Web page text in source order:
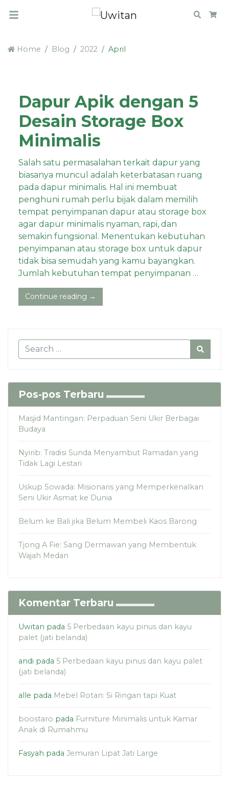
Search
Home Blog 2022 April
Dapur Apik dengan 5
Desain Storage Box
Minimalis
Salah satu permasalahan terkait dapur yang
biasanya muncul adalah keterbatasan ruang
pada dapur minimalis. Hal ini membuat
penghuni rumah perlu bijak dalam memilih
tempat penyimpanan dapur atau storage box
agar dapur minimalis nyaman, rapi, dan
semakin fungsional. Menentukan kebutuhan
penyimpanan atau storage box untuk dapur
tidak bisa semudah yang kamu bayangkan.
Jumlah kebutuhan tempat penyimpanan …
Continue reading →
Pos-pos Terbaru
Masjid Mantingan: Perpaduan Seni Ukir Berbagai
Budaya
Nyirib: Tradisi Sunda Menyambut Ramadan yang
Tidak Lagi Lestari
Uskup Sowada: Misionaris yang Memperkenalkan
Seni Ukir Asmat ke Dunia
Belum ke Bali jika Belum Membeli Kaos Barong
Tjong A Fie: Sang Dermawan yang Membentuk
Wajah Medan
Komentar Terbaru
Uwitan pada 5 Perbedaan kayu pinus dan kayu
palet (jati belanda)
andi pada 5 Perbedaan kayu pinus dan kayu palet
(jati belanda)
alle pada Mebel Rotan: Si Ringan tapi Kuat
boostaro pada Furniture Minimalis untuk Kamar
Anak di Rumahmu
Fasyah pada Jemuran Lipat Jati Large